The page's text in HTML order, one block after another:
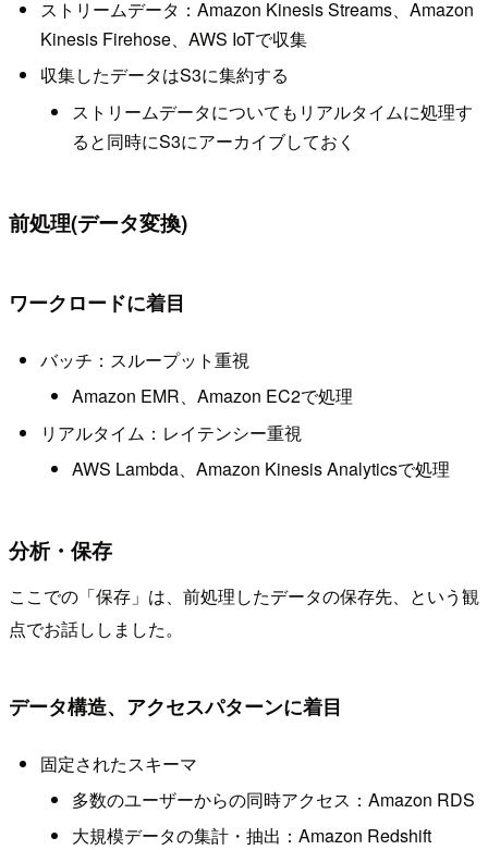
ストリームデータ：Amazon Kinesis Streams、Amazon
Kinesis Firehose、AWS IoTで収集
収集したデータはS3に集約する
ストリームデータについてもリアルタイムに処理す
ると同時にS3にアーカイブしておく
前処理(データ変換)
ワークロードに着目
バッチ：スループット重視
Amazon EMR、Amazon EC2で処理
リアルタイム：レイテンシー重視
AWS Lambda、Amazon Kinesis Analyticsで処理
分析・保存
ここでの「保存」は、前処理したデータの保存先、という観
点でお話ししました。
データ構造、アクセスパターンに着目
固定されたスキーマ
多数のユーザーからの同時アクセス：Amazon RDS
大規模データの集計・抽出：Amazon Redshift